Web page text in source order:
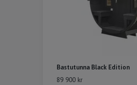
Bastutunna Black Edition
89 900 kr